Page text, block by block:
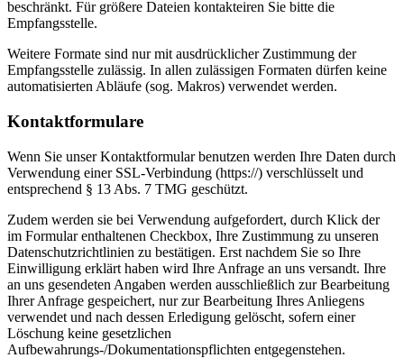
beschränkt. Für größere Dateien kontakteiren Sie bitte die
Empfangsstelle.
Weitere Formate sind nur mit ausdrücklicher Zustimmung der
Empfangsstelle zulässig. In allen zulässigen Formaten dürfen keine
automatisierten Abläufe (sog. Makros) verwendet werden.
Kontaktformulare
Wenn Sie unser Kontaktformular benutzen werden Ihre Daten durch
Verwendung einer SSL-Verbindung (https://) verschlüsselt und
entsprechend § 13 Abs. 7 TMG geschützt.
Zudem werden sie bei Verwendung aufgefordert, durch Klick der
im Formular enthaltenen Checkbox, Ihre Zustimmung zu unseren
Datenschutzrichtlinien zu bestätigen. Erst nachdem Sie so Ihre
Einwilligung erklärt haben wird Ihre Anfrage an uns versandt. Ihre
an uns gesendeten Angaben werden ausschließlich zur Bearbeitung
Ihrer Anfrage gespeichert, nur zur Bearbeitung Ihres Anliegens
verwendet und nach dessen Erledigung gelöscht, sofern einer
Löschung keine gesetzlichen
Aufbewahrungs-/Dokumentationspflichten entgegenstehen.